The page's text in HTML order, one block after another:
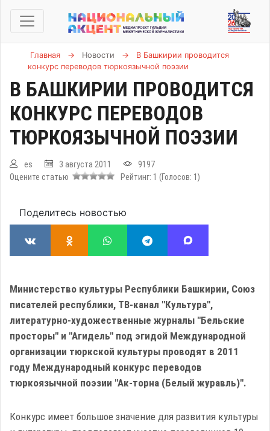
Главная → Новости →
В Башкирии проводится
конкурс переводов тюркоязычной поэзии
В БАШКИРИИ ПРОВОДИТСЯ
КОНКУРС ПЕРЕВОДОВ
ТЮРКОЯЗЫЧНОЙ ПОЭЗИИ
es 3 августа 2011
9197
Оцените статью
Рейтинг: 1 (Голосов: 1 )
Поделитесь новостью
Министерство культуры Республики Башкирии, Союз
писателей республики, ТВ-канал "Культура",
литературно-художественные журналы "Бельские
просторы" и "Агидель" под эгидой Международной
организации тюркской культуры проводят в 2011
году Международный конкурс переводов
тюркоязычной поэзии "Ак-торна (Белый журавль)".
Конкурс имеет большое значение для развития культуры